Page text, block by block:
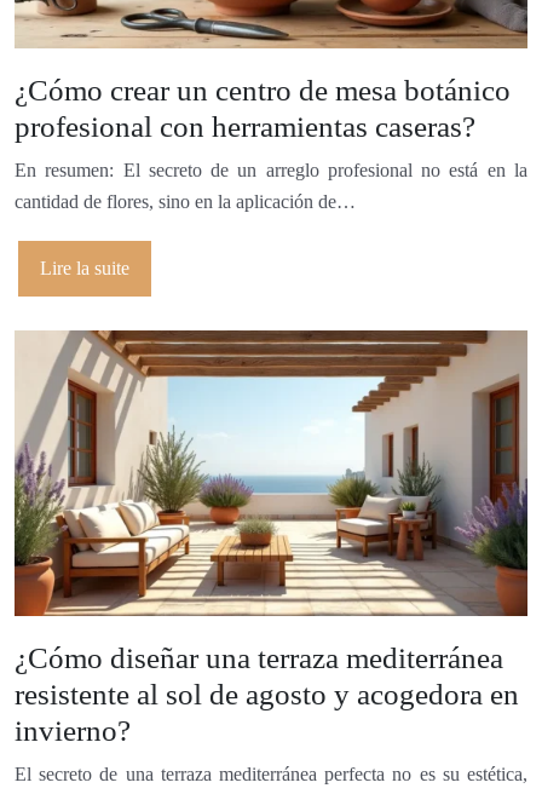
¿Cómo crear un centro de mesa botánico
profesional con herramientas caseras?
En resumen: El secreto de un arreglo profesional no está en la
cantidad de flores, sino en la aplicación de…
Lire la suite
¿Cómo diseñar una terraza mediterránea
resistente al sol de agosto y acogedora en
invierno?
El secreto de una terraza mediterránea perfecta no es su estética,